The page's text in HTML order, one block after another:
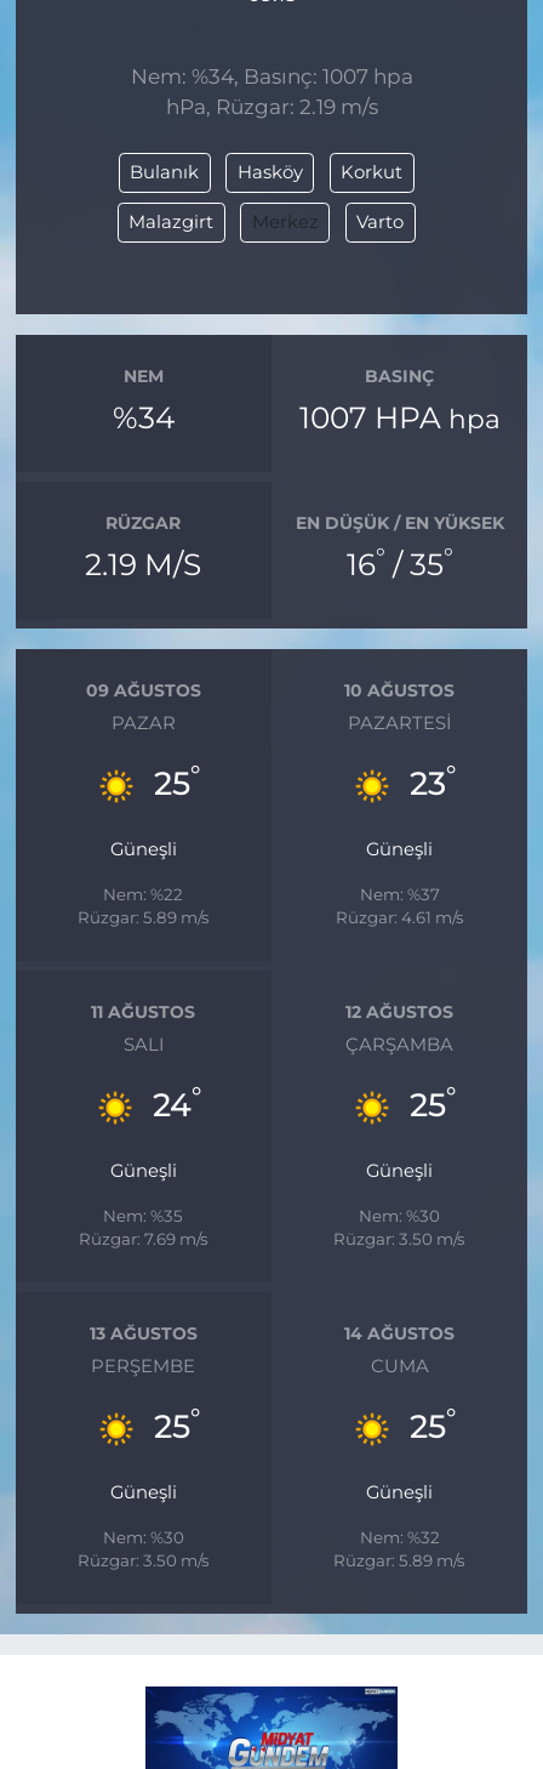
Nem: %34, Basınç: 1007 hpa
hPa, Rüzgar: 2.19 m/s
Bulanık Hasköy Korkut
Malazgirt Merkez Varto
NEM
%34
BASINÇ
1007 HPA hpa
RÜZGAR
2.19 M/S
EN DÜŞÜK / EN YÜKSEK
16° / 35°
09 AĞUSTOS
PAZAR
25°
Güneşli
Nem: %22
Rüzgar: 5.89 m/s
10 AĞUSTOS
PAZARTESI
23°
Güneşli
Nem: %37
Rüzgar: 4.61 m/s
11 AĞUSTOS
SALI
24°
Güneşli
Nem: %35
Rüzgar: 7.69 m/s
12 AĞUSTOS
ÇARŞAMBA
25°
Güneşli
Nem: %30
Rüzgar: 3.50 m/s
13 AĞUSTOS
PERŞEMBE
25°
Güneşli
Nem: %30
Rüzgar: 3.50 m/s
14 AĞUSTOS
CUMA
25°
Güneşli
Nem: %32
Rüzgar: 5.89 m/s